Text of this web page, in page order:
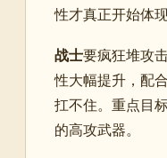
性才真正开始体现
战士要疯狂堆攻
性大幅提升，配
扛不住。重点目
的高攻武器。